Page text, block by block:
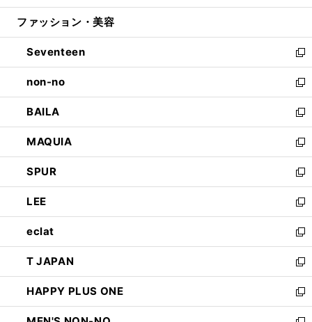
開
ウ
開
く
ン
ウ
で
開
く
ウ
ン
ド
ウ
で
開
く
ファッション・美容
Seventeen
新
し
い
ウ
ィ
ン
ド
ウ
で
開
く
non-no
新
し
い
ウ
ィ
ン
ド
ウ
で
開
く
BAILA
新
し
い
ウ
ィ
ン
ド
ウ
で
開
く
MAQUIA
新
し
い
ウ
ィ
ン
ド
ウ
で
開
く
SPUR
新
し
い
ウ
ィ
ン
ド
ウ
で
開
LEE
新
し
い
ウ
ィ
ン
ド
ウ
eclat
新
し
い
ウ
ィ
ン
T JAPAN
新
し
い
ウ
HAPPY PLUS ONE
新
し